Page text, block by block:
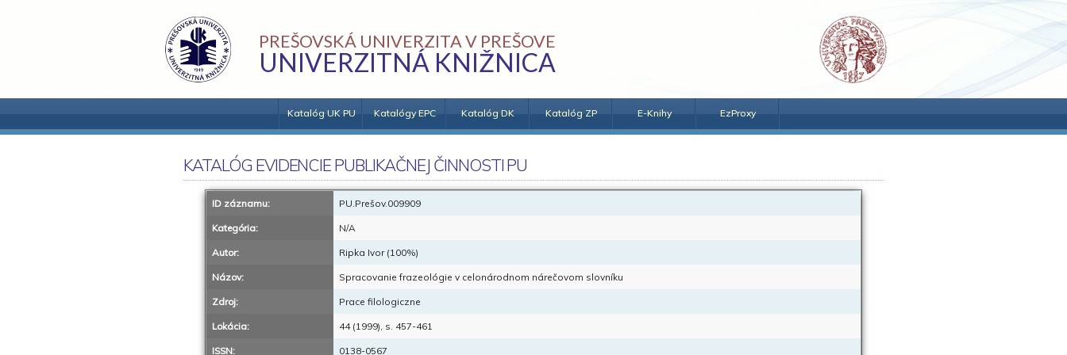
PREŠOVSKÁ UNIVERZITA V PREŠOVE
UNIVERZITNÁ KNIŽNICA
Katalóg UK PU Katalógy EPC Katalóg DK Katalóg ZP E-Knihy EzProxy
KATALÓG EVIDENCIE PUBLIKAČNEJ ČINNOSTI PU
ID záznamu: PU.Prešov.009909
Kategória: N/A
Autor: Ripka Ivor (100%)
Názov: Spracovanie frazeológie v celonárodnom nárečovom slovníku
Zdroj: Prace filologiczne
Lokácia: 44 (1999), s. 457-461
ISSN: 0138-0567